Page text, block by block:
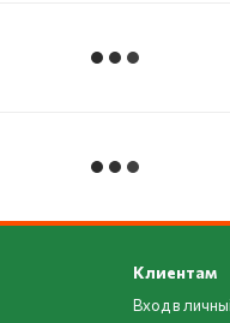
Клиентам
Вход в